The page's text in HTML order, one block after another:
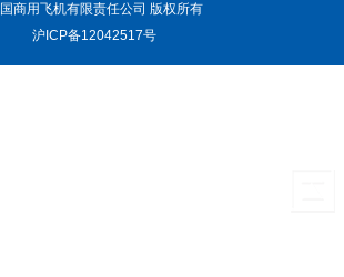
商用飞机有限责任公司 版权所有
沪ICP备12042517号